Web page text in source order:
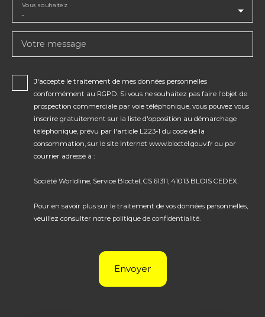
-
Vous souhaitez
Votre message
J'accepte le traitement de mes données personnelles
conformément au RGPD. Si vous ne souhaitez pas faire l'objet de
prospection commerciale par voie téléphonique, vous pouvez vous
inscrire gratuitement sur la liste d'opposition au démarchage
téléphonique, prévu par l'article L223-1 du code de la
consommation, sur le site Internet www.bloctel.gouv.fr ou par
courrier adressé à :
Société Worldline, Service Bloctel, CS 61311, 41013 BLOIS CEDEX.
Pour en savoir plus sur le traitement de vos données personnelles,
veuillez consulter notre politique de confidentialité
Envoyer